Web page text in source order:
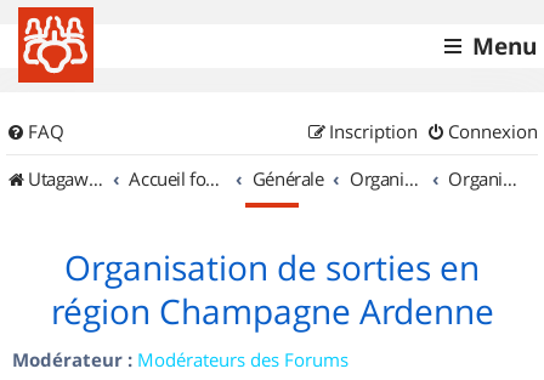
Menu
FAQ Connexion
Inscription
UtagawaVTT (Randos VTT et VTTAE avec traces GPS)
Accueil forum Générale Organisation de sorties & Recherche de partenaires Organisation de sorties en région Champagne Ardenne
Organisation de sorties en
région Champagne Ardenne
Modérateur : Modérateurs des Forums